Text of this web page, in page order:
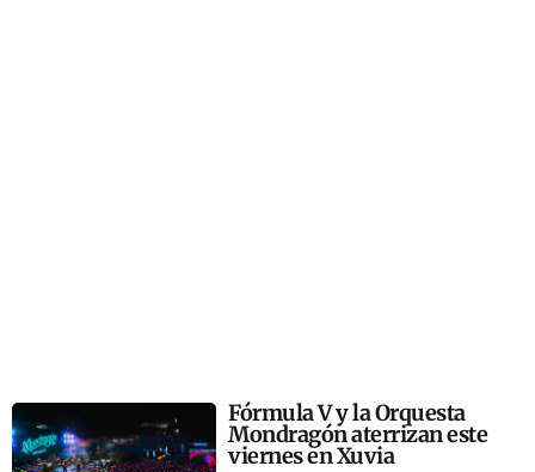
Fórmula V y la Orquesta
Mondragón aterrizan este
viernes en Xuvia